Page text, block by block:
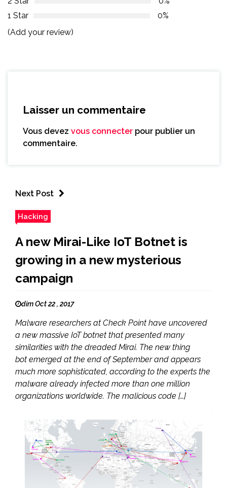
1 Star
0%
(Add your review)
Laisser un commentaire
Vous devez vous connecter pour publier un
commentaire.
Next Post
Hacking
A new Mirai-Like IoT Botnet is
growing in a new mysterious
campaign
dim Oct 22 , 2017
Malware researchers at Check Point have uncovered
a new massive IoT botnet that presented many
similarities with the dreaded Mirai. The new thing
bot emerged at the end of September and appears
much more sophisticated, according to the experts the
malware already infected more than one million
organizations worldwide. The malicious code […]